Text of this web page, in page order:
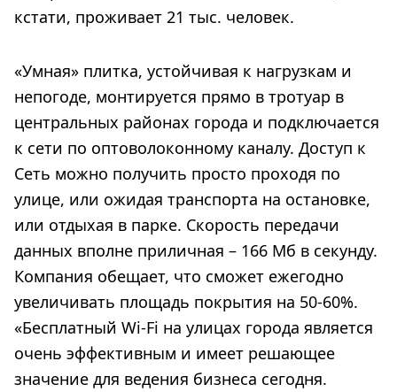
кстати, проживает 21 тыс. человек.
«Умная» плитка, устойчивая к нагрузкам и
непогоде, монтируется прямо в тротуар в
центральных районах города и подключается
к сети по оптоволоконному каналу. Доступ к
Сеть можно получить просто проходя по
улице, или ожидая транспорта на остановке,
или отдыхая в парке. Скорость передачи
данных вполне приличная – 166 Мб в секунду.
Компания обещает, что сможет ежегодно
увеличивать площадь покрытия на 50-60%.
«Бесплатный Wi-Fi на улицах города является
очень эффективным и имеет решающее
значение для ведения бизнеса сегодня.